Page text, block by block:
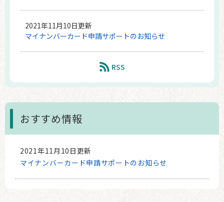
2021年11月10日更新
マイナンバーカード申請サポートのお知らせ
RSS
おすすめ情報
2021年11月10日更新
マイナンバーカード申請サポートのお知らせ